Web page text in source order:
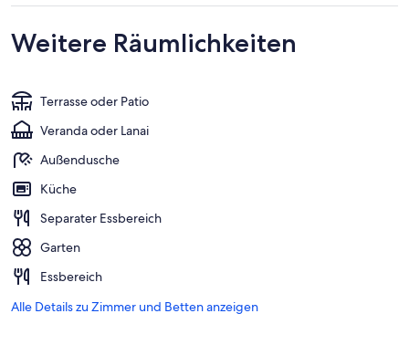
Weitere Räumlichkeiten
Terrasse oder Patio
Veranda oder Lanai
Außendusche
Küche
Separater Essbereich
Garten
Essbereich
Alle Details zu Zimmer und Betten anzeigen